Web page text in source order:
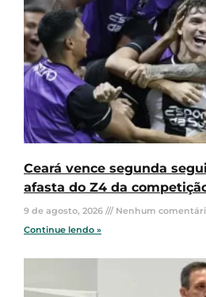
Ceará vence segunda
afasta do Z4 da
9 de agosto, 2026
Nenhum
Continue lendo »